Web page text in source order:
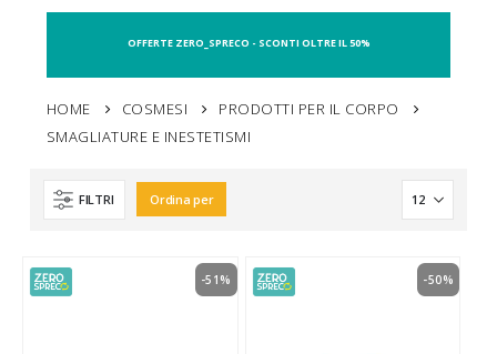
OFFERTE ZERO_SPRECO - SCONTI OLTRE IL 50%
HOME COSMESI
PRODOTTI PER IL CORPO
SMAGLIATURE E INESTETISMI
FILTRI Ordina per
-51% -50%